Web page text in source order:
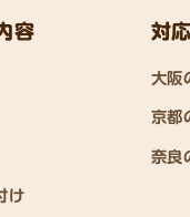
容
け
対
大阪
京都
奈良